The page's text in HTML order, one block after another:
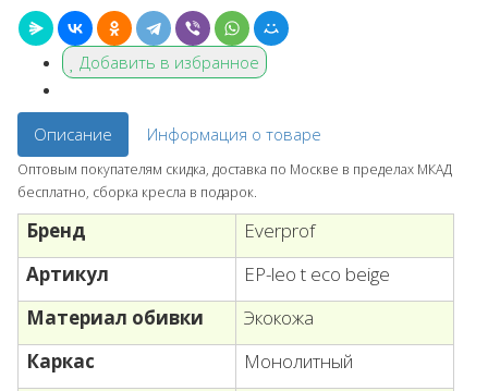
Добавить в избранное
Описание Информация о товаре
Оптовым покупателям скидка, доставка по Москве в пределах МКАД
бесплатно, сборка кресла в подарок.
Бренд
Everprof
Артикул
EP-leo t eco beige
Материал обивки
Экокожа
Каркас
Монолитный